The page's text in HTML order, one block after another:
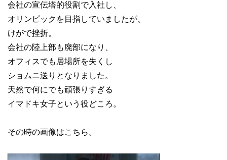
会社の宣伝塔的役割で入社し、
オリンピックを目指していましたが、
けがで挫折。
会社の陸上部も廃部になり、
オフィスでも居場所を失くし
ショムニ送りとなりました。
天然で何にでも頑張りすぎる
イマドキ女子という役どころ。
その時の画像はこちら。